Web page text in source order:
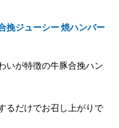
挽ジューシー 焼ハンバー
いが特徴の牛豚合挽ハン
るだけでお召し上がりで